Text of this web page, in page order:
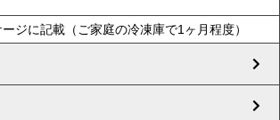
ジに記載（ご家庭の冷凍庫で1ヶ月程度）